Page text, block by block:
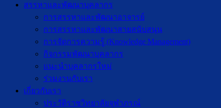
สรรหาและพัฒนาบุคลากร
การสรรหาและพัฒนาอาจารย์
การสรรหาและพัฒนาสายสนับสนุน
การจัดการความรู้ (Knowledge Management)
กิจกรรมพัฒนาบุคลากร
แนะนำบุคลากรใหม่
ร่วมงานกับเรา
เกี่ยวกับเรา
ประวัติราชวิทยาลัยจุฬาภรณ์